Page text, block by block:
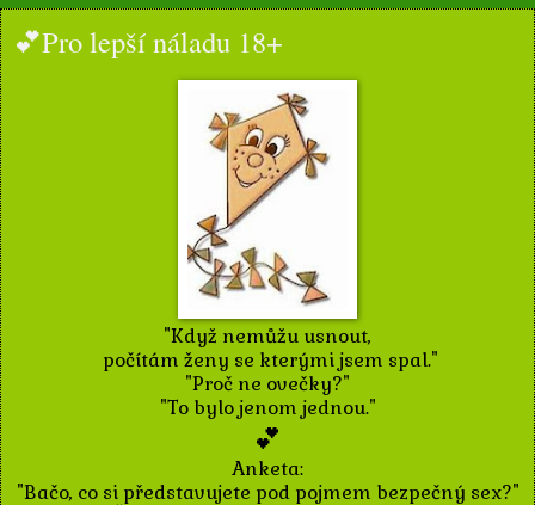
💕Pro lepší náladu 18+
"Když nemůžu usnout,
počítám ženy se kterými jsem spal."
"Proč ne ovečky?"
"To bylo jenom jednou."
💕
Anketa:
"Bačo, co si představujete pod pojmem bezpečný sex?"